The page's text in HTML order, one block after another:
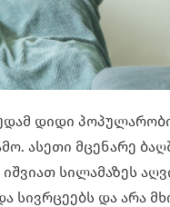
დიდი
ასეთი მცენარე
სილამაზეს
სივრცეებს და არა